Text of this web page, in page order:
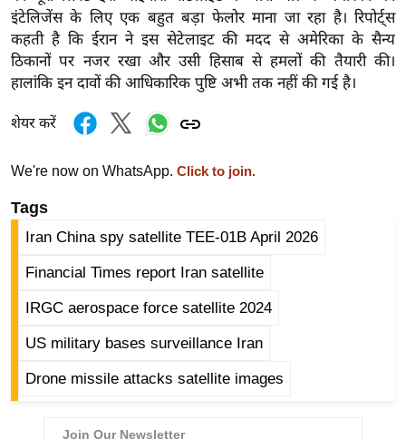
n
g
N
e
ला
फ
स्टा
ल
टे
क्नॉ
जी
इंटेलिजेंस के लिए एक बहुत बड़ा फेलोर माना जा रहा है। रिपोर्ट्स
कहती है कि ईरान ने इस सेटेलाइट की मदद से अमेरिका के सैन्य
ठिकानों पर नजर रखा और उसी हिसाब से हमलों की तैयारी की।
हालांकि इन दावों की आधिकारिक पुष्टि अभी तक नहीं की गई है।
शेयर करें
We're now on WhatsApp. Click to join.
Tags
Iran China spy satellite TEE-01B April 2026
Financial Times report Iran satellite
IRGC aerospace force satellite 2024
US military bases surveillance Iran
Drone missile attacks satellite images